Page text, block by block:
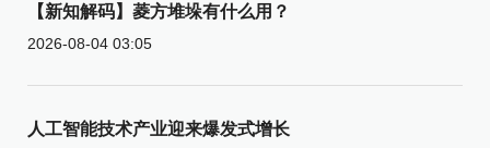
【新知解码】菱方堆垛有什么用？
2026-08-04 03:05
人工智能技术产业迎来爆发式增长